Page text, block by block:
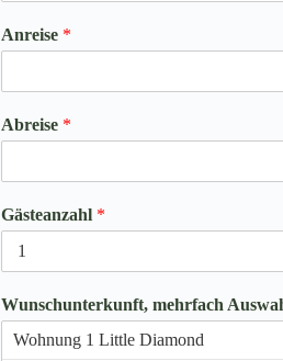
Anreise *
Abreise *
Gästeanzahl *
Wunschunterkunft, mehrfach